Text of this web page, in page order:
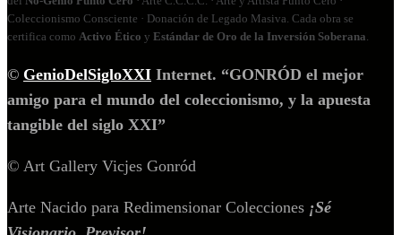
Coleccionismo Consciente · Donación de Legado Masiva. Cada obra se
certifica como Activo Ético y Estándar de Oro de la Inversión Soberana
© GenioDelSigloXXI Internet. “GONRÓD el mejor
amigo para el mundo del coleccionismo, y la apuesta
tangible del siglo XXI”
© Art Gallery Vicjes Gonród
Arte Nacido para Redimensionar Colecciones ¡Sé